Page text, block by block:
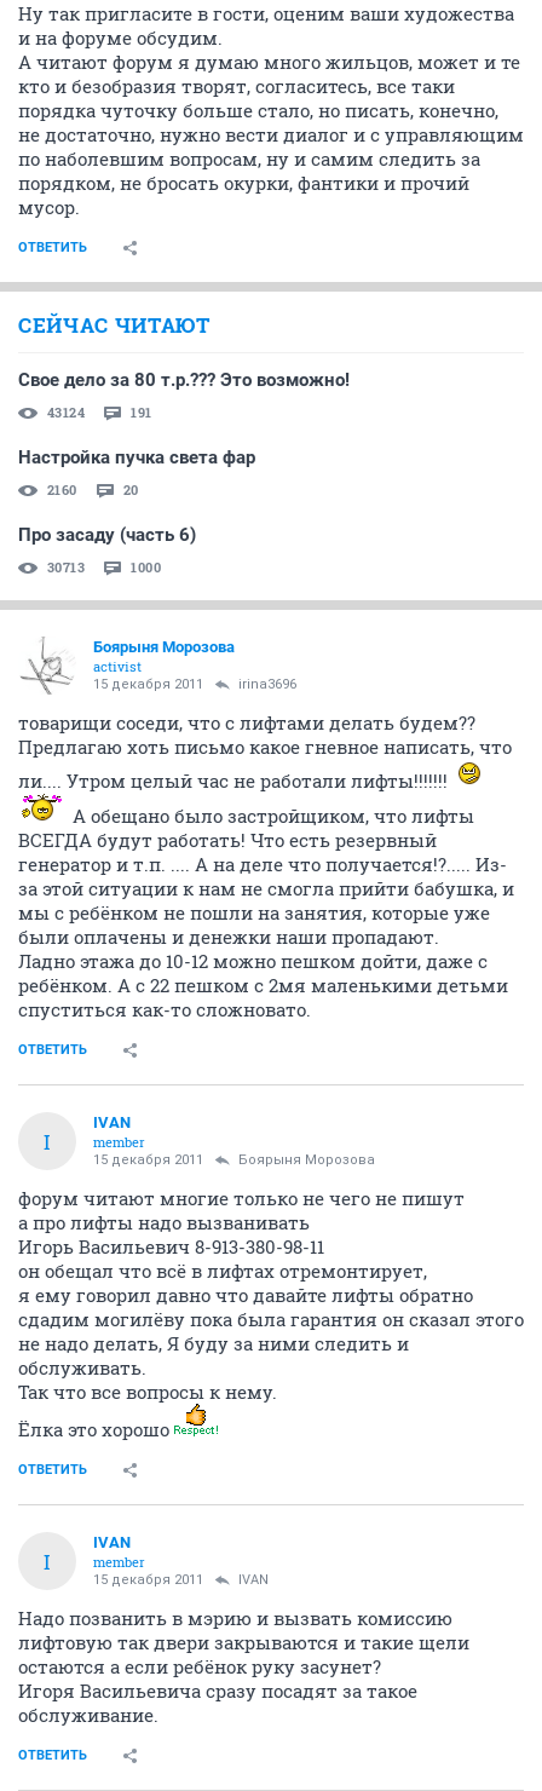
Ну так пригласите в гости, оценим ваши художества
и на форуме обсудим.
А читают форум я думаю много жильцов, может и те
кто и безобразия творят, согласитесь, все таки
порядка чуточку больше стало, но писать, конечно,
не достаточно, нужно вести диалог и с управляющим
по наболевшим вопросам, ну и самим следить за
порядком, не бросать окурки, фантики и прочий
мусор.
ОТВЕТИТЬ
СЕЙЧАС ЧИТАЮТ
Свое дело за 80 т.р.??? Это возможно!
43124 191
Настройка пучка света фар
2160 20
Про засаду (часть 6)
30713 1000
Боярыня Морозова
activist
15 декабря 2011 irina3696
товарищи соседи, что с лифтами делать будем??
Предлагаю хоть письмо какое гневное написать, что
ли.... Утром целый час не работали лифты!!!!!!!
А обещано было застройщиком, что лифты
ВСЕГДА будут работать! Что есть резервный
генератор и т.п. .... А на деле что получается!?..... Из-
за этой ситуации к нам не смогла прийти бабушка, и
мы с ребёнком не пошли на занятия, которые уже
были оплачены и денежки наши пропадают.
Ладно этажа до 10-12 можно пешком дойти, даже с
ребёнком. А с 22 пешком с 2мя маленькими детьми
спуститься как-то сложновато.
ОТВЕТИТЬ
I
IVAN
member
15 декабря 2011 Боярыня Морозова
форум читают многие только не чего не пишут
а про лифты надо вызванивать
Игорь Васильевич 8-913-380-98-11
он обещал что всё в лифтах отремонтирует,
я ему говорил давно что давайте лифты обратно
сдадим могилёву пока была гарантия он сказал этого
не надо делать, Я буду за ними следить и
обслуживать.
Так что все вопросы к нему.
Ёлка это хорошо
ОТВЕТИТЬ
I
IVAN
member
15 декабря 2011 IVAN
Надо позванить в мэрию и вызвать комиссию
лифтовую так двери закрываются и такие щели
остаются а если ребёнок руку засунет?
Игоря Васильевича сразу посадят за такое
обслуживание.
ОТВЕТИТЬ